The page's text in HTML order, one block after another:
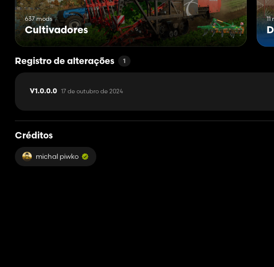
637 mods
Cultivadores
11
Registro de alterações 1
V1.0.0.0 17 de outubro de 2024
Créditos
michal piwko